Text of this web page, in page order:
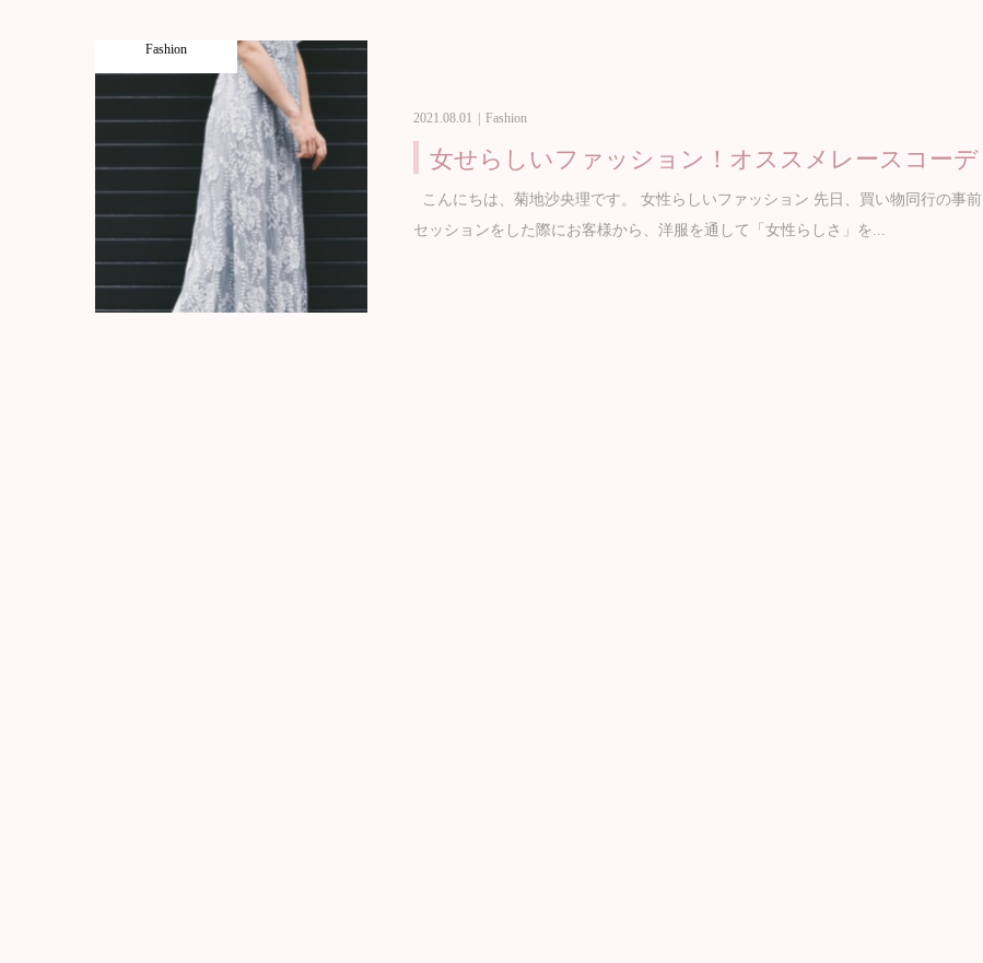
Fashion
2021.08.01 Fashion
女せらしいファッション！オススメレースコーデ
こんにちは、菊地沙央理です。 女性らしいファッション 先日、買い物同行の事前
セッションをした際にお客様から、洋服を通して「女性らしさ」を...